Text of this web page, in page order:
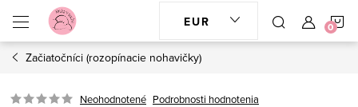
obsah
EUR
Začiatočníci (rozopínacie nohavičky)
Neohodnotené Podrobnosti hodnotenia